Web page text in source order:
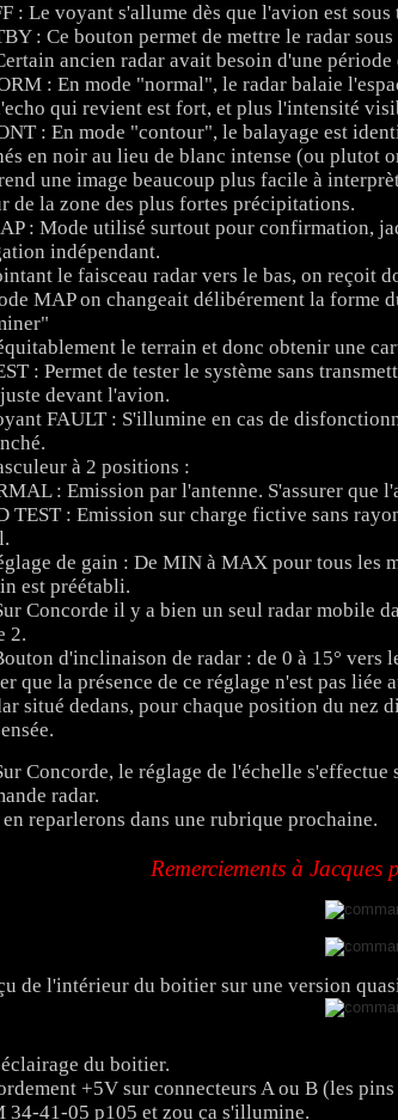
: Le voyant s'allume dès que l'avion est
: Ce bouton permet de mettre le radar
ancien radar avait besoin d'une
: En mode "normal", le radar balaie
qui revient est fort, et plus l'intensité
: En mode "contour", le balayage est
en noir au lieu de blanc intense (ou plutot
une image beaucoup plus facile à
de la zone des plus fortes précipitations.
: Mode utilisé surtout pour confirmation,
indépendant.
le faisceau radar vers le bas, on reçoit
MAP on changeait délibérement la forme
le terrain et donc obtenir une
: Permet de tester le système sans
devant l'avion.
FAULT : S'illumine en cas de
à 2 positions :
: Emission par l'antenne. S'assurer que
TEST : Emission sur charge fictive sans
de gain : De MIN à MAX pour tous les
est préétabli.
Concorde il y a bien un seul radar mobile
2.
d'inclinaison de radar : de 0 à 15° vers
que la présence de ce réglage n'est pas
situé dedans, pour chaque position du
Concorde, le réglage de l'échelle
radar.
reparlerons dans une rubrique prochaine.
Remerciements à Jacques
de l'intérieur du boitier sur une version
du boitier.
+5V sur connecteurs A ou B (les
34-41-05 p105 et zou ça s'illumine.